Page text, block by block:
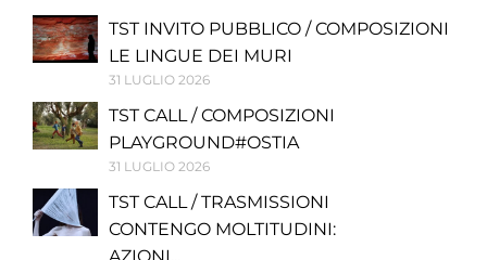
TST INVITO PUBBLICO / COMPOSIZIONI
LE LINGUE DEI MURI
31 LUGLIO 2026
TST CALL / COMPOSIZIONI
PLAYGROUND#OSTIA
31 LUGLIO 2026
TST CALL / TRASMISSIONI
CONTENGO MOLTITUDINI:
AZIONI...